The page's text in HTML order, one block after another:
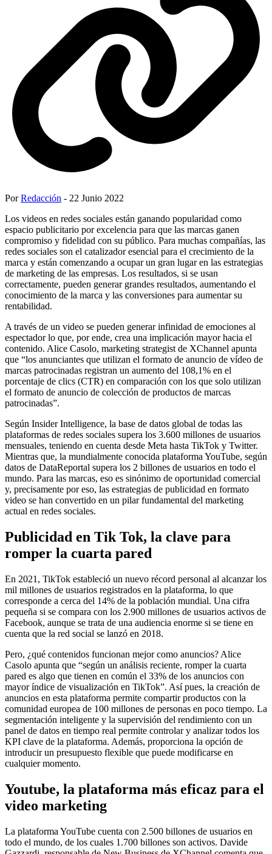
PorRedacción - 22 Junio 2022
Los videos en redes sociales están ganando popularidad como
espacio publicitario por excelencia para que las marcas ganen
compromiso y fidelidad con su público. Para muchas compañías, las
redes sociales son el catalizador esencial para el crecimiento de la
marca y están comenzando a ocupar un gran lugar en las estrategias
de marketing de las empresas. Los resultados, si se usan
correctamente, pueden generar grandes resultados, aumentando el
conocimiento de la marca y las conversiones para aumentar su
rentabilidad.
A través de un video se pueden generar infinidad de emociones al
espectador lo que, por ende, crea una implicación mayor hacia el
contenido. Alice Casolo, marketing strategist de XChannel apunta
que “los anunciantes que utilizan el formato de anuncio de vídeo de
marcas patrocinadas registran un aumento del 108,1% en el
porcentaje de clics (CTR) en comparación con los que solo utilizan
el formato de anuncio de colección de productos de marcas
patrocinadas”.
Según Insider Intelligence, la base de datos global de todas las
plataformas de redes sociales supera los 3.600 millones de usuarios
mensuales, teniendo en cuenta desde Meta hasta TikTok y Twitter.
Mientras que, la mundialmente conocida plataforma YouTube, según
datos de DataReportal supera los 2 billones de usuarios en todo el
mundo. Para las marcas, eso es sinónimo de oportunidad comercial
y, precisamente por eso, las estrategias de publicidad en formato
video se han convertido en un pilar fundamental del marketing
actual en redes sociales.
Publicidad en Tik Tok, la clave para
romper la cuarta pared
En 2021, TikTok estableció un nuevo récord personal al alcanzar los
mil millones de usuarios registrados en la plataforma, lo que
corresponde a cerca del 14% de la población mundial. Una cifra
pequeña si se compara con los 2.900 millones de usuarios activos de
Facebook, aunque se trata de una audiencia enorme si se tiene en
cuenta que la red social se lanzó en 2018.
Pero, ¿qué contenidos funcionan mejor como anuncios? Alice
Casolo apunta que “según un análisis reciente, romper la cuarta
pared es algo que tienen en común el 33% de los anuncios con
mayor índice de visualización en TikTok”. Así pues, la creación de
anuncios en esta plataforma permite compartir productos con la
comunidad europea de 100 millones de personas en poco tiempo. La
segmentación inteligente y la supervisión del rendimiento con un
panel de datos en tiempo real permite controlar y analizar todos los
KPI clave de la plataforma. Además, proporciona la opción de
introducir un presupuesto flexible que puede modificarse en
cualquier momento.
Youtube, la plataforma más eficaz para el
video marketing
La plataforma YouTube cuenta con 2.500 billones de usuarios en
todo el mundo, de los cuales 1.700 billones son activos. Davide